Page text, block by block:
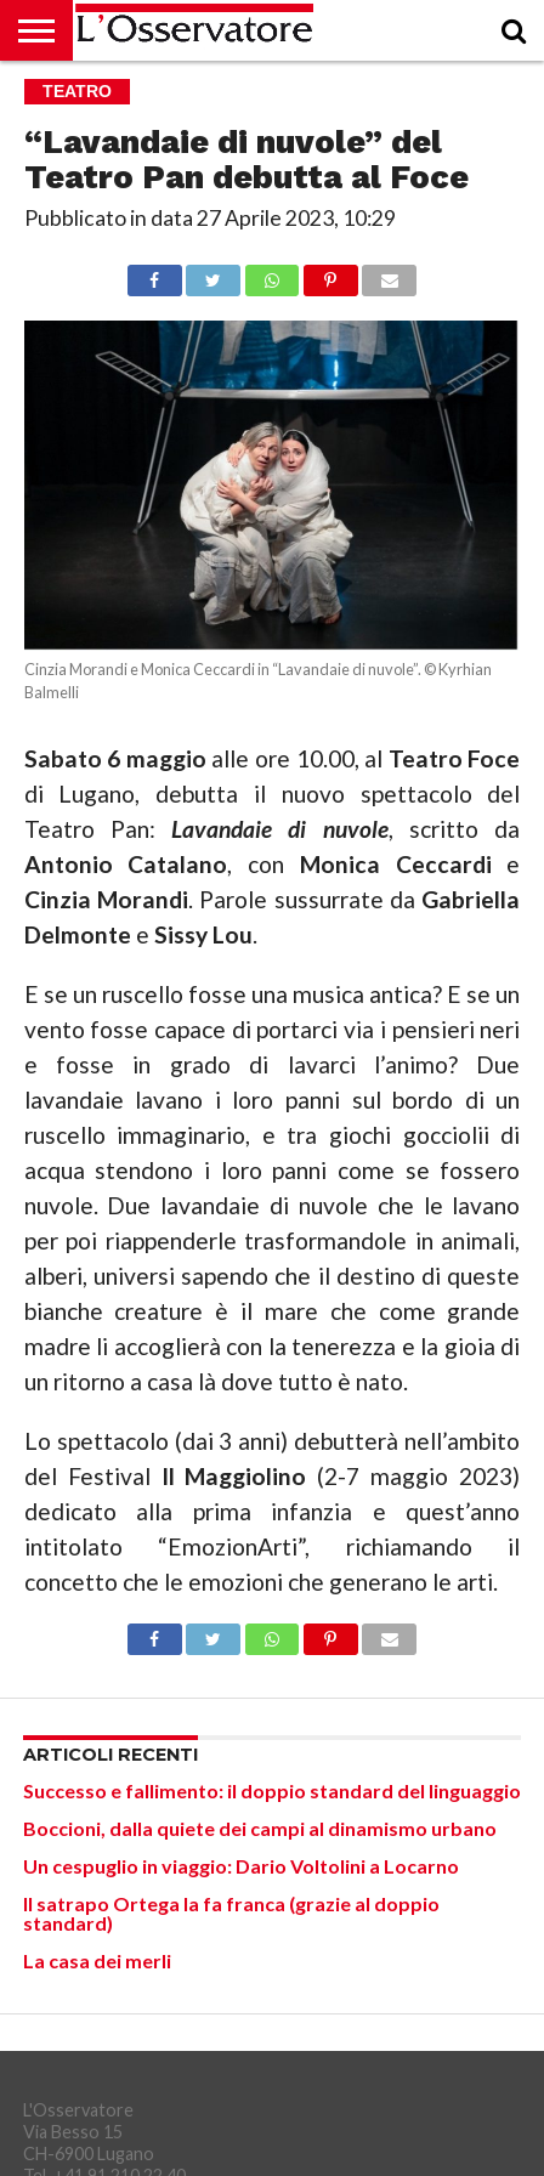
HOME
CULTURA
ECONOMIA
RUBRICHE
ARCHIVIO
PODCAST
ABBONAMENTO
CHI
ACCEDI
TEATRO
“Lavandaie di nuvole” del
Teatro Pan debutta al Foce
Pubblicato in data27 Aprile 2023, 10:29
Cinzia Morandi e Monica Ceccardi in “Lavandaie di nuvole”. © Kyrhian
Balmelli
Sabato 6 maggio alle ore 10.00, al Teatro Foce
di Lugano, debutta il nuovo spettacolo del
Teatro Pan:Lavandaie di nuvole, scritto da
Antonio Catalano, con Monica Ceccardi e
Cinzia Morandi. Parole sussurrate da Gabriella
Delmonte e Sissy Lou.
E se un ruscello fosse una musica antica? E se un
vento fosse capace di portarci via i pensieri neri
e fosse in grado di lavarci l’animo? Due
lavandaie lavano i loro panni sul bordo di un
ruscello immaginario, e tra giochi gocciolii di
acqua stendono i loro panni come se fossero
nuvole. Due lavandaie di nuvole che le lavano
per poi riappenderle trasformandole in animali,
alberi, universi sapendo che il destino di queste
bianche creature è il mare che come grande
madre li accoglierà con la tenerezza e la gioia di
un ritorno a casa là dove tutto è nato.
Lo spettacolo (dai 3 anni) debutterà nell’ambito
del Festival Il Maggiolino (2-7 maggio 2023)
dedicato alla prima infanzia e quest’anno
intitolato “EmozionArti”, richiamando il
concetto che le emozioni che generano le arti.
ARTICOLI RECENTI
Successo e fallimento: il doppio standard del linguaggio
Boccioni, dalla quiete dei campi al dinamismo urbano
Un cespuglio in viaggio: Dario Voltolini a Locarno
Il satrapo Ortega la fa franca (grazie al doppio
standard)
La casa dei merli
L'Osservatore
Via Besso 15
CH-6900 Lugano